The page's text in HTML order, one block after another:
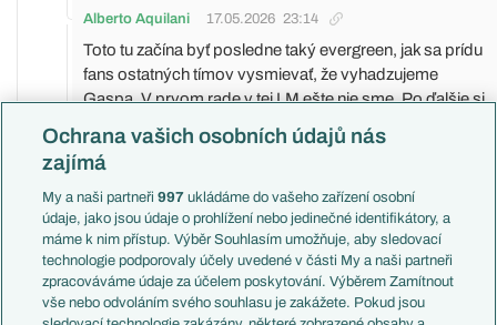
Alberto Aquilani 17.05.2026 23:14
Toto tu začína byť posledne taký evergreen, jak sa prídu
fans ostatných tímov vysmievať, že vyhadzujeme
Gaspa. V prvom rade v tej LM ešte nie sme. Po ďalšie si
myslím, že my ten tím na to 4. miesto máme (Juventus
podľa mňa lepší káder a ani hlbší nemá), ale
navodzujete tu dojem, akoby bol AS tím na úrovni
Udinese. To že sa dlhé roky do tej LM nepostúpilo
nemôže byť pre Gaspa tak veľké ospravedlnenie -
navyše vybuchol ako v Coppe tak aj v EL.
Ja som to dnes prepínal na hokej, takže som nevidel
plných 90 minut, ale bola to typická tohtosezonna
Ochrana vašich osobních údajů nás
zajímá
My a naši partneři997 ukládáme do vašeho zařízení osobní
údaje, jako jsou údaje o prohlížení nebo jedinečné identifikátory, a
máme k nim přístup. Výběr Souhlasím umožňuje, aby sledovací
technologie podporovaly účely uvedené v části My a naši partneři
zpracováváme údaje za účelem poskytování. Výběrem Zamítnout
vše nebo odvoláním svého souhlasu je zakážete. Pokud jsou